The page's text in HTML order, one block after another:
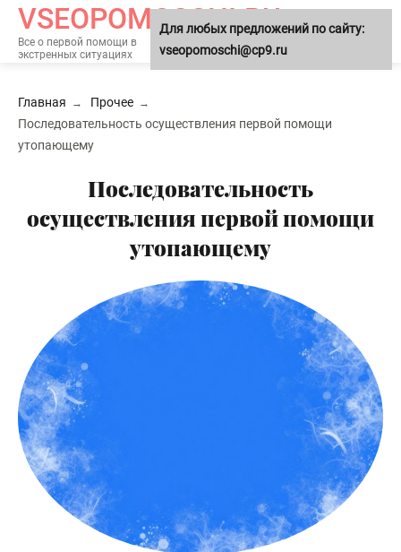
VSEOPOMOSCHI.RU
Все о первой помощи в
экстренных ситуациях
МЕНЮ
Главная
Прочее
Последовательность осуществления первой помощи
утопающему
Последовательность
осуществления первой помощи
утопающему
Для любых предложений по сайту:
vseopomoschi@cp9.ru